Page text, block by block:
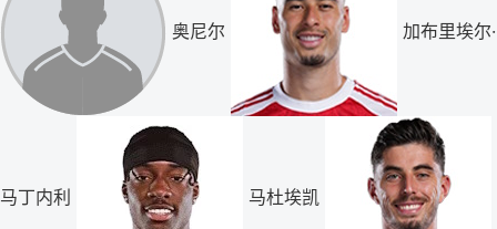
奥尼尔 加布里埃尔·
马丁内利 马杜埃凯